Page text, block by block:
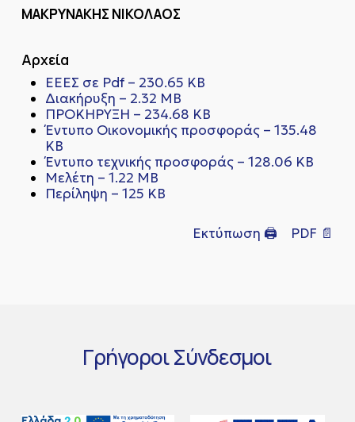
ΜΑΚΡΥΝΑΚΗΣ ΝΙΚΟΛΑΟΣ
Αρχεία
ΕΕΕΣ σε Pdf – 230.65 KB
Διακήρυξη – 2.32 MB
ΠΡΟΚΗΡΥΞΗ – 234.68 KB
Έντυπο Οικονομικής προσφοράς – 135.48
KB
Έντυπο τεχνικής προσφοράς – 128.06 KB
Μελέτη – 1.22 MB
Περίληψη – 125 KB
Εκτύπωση 🖨 PDF 📄
ΓρήγοροιΣύνδεσμοι